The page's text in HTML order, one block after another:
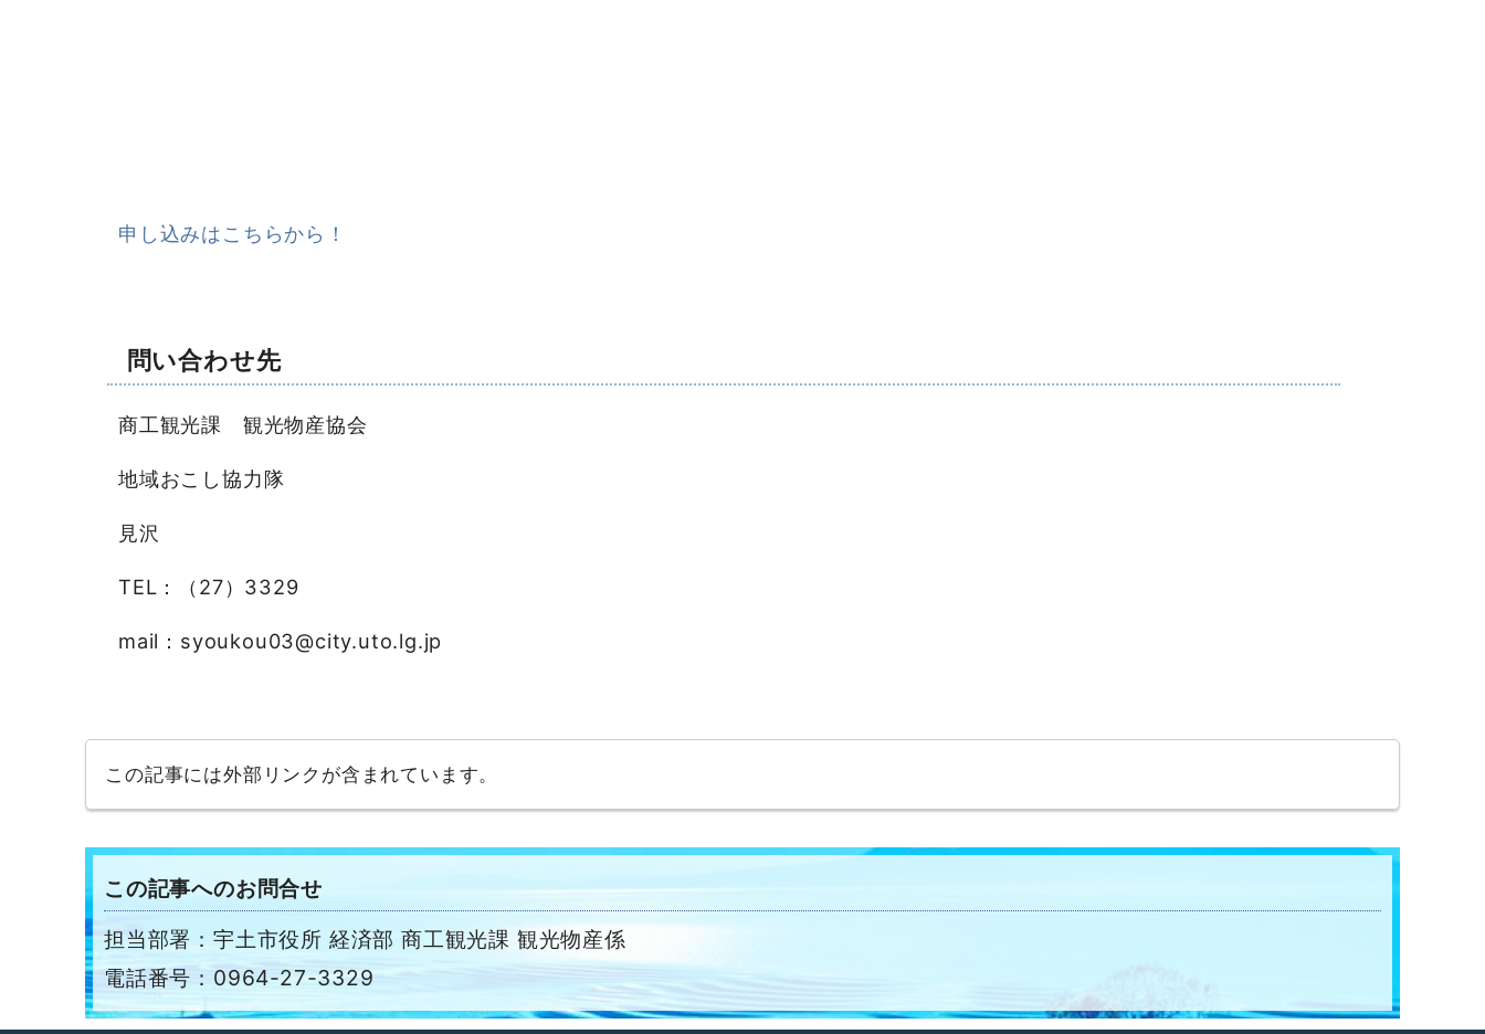
申し込みはこちらから！
問い合わせ先
商工観光課 観光物産協会
地域おこし協力隊
見沢
TEL：（27）3329
mail：syoukou03@city.uto.lg.jp
この記事には外部リンクが含まれています。
この記事へのお問合せ
担当部署：宇土市役所 経済部 商工観光課 観光物産係
電話番号：0964-27-3329